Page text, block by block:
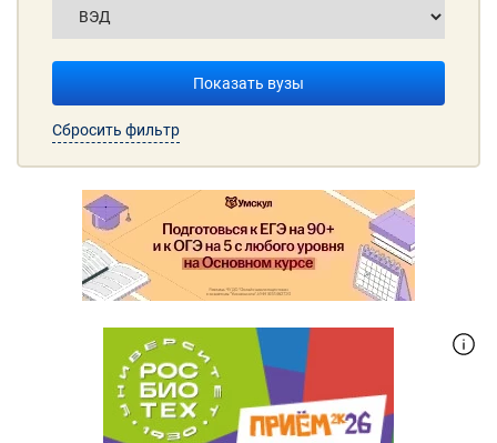
Показать вузы
Сбросить фильтр